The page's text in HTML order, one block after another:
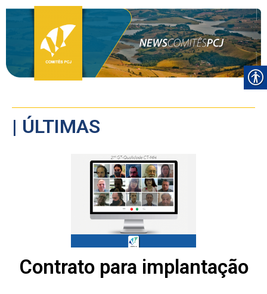
| ÚLTIMAS
Contrato para implantação